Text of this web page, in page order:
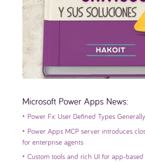
Microsoft Power Apps News:
‣ Power Fx: User Defined Types
‣ Power Apps MCP server introduces
for enterprise agents
‣ Custom tools and rich UI for app-